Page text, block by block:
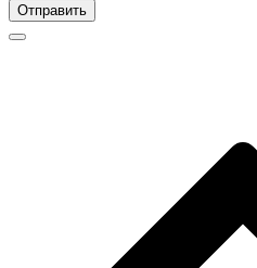
Отправить